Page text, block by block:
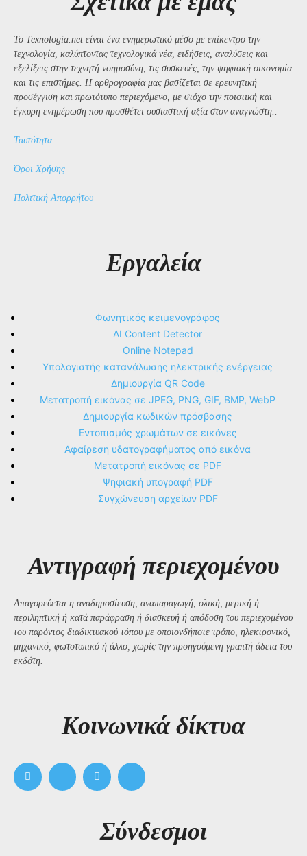
Το Texnologia.net είναι ένα ενημερωτικό μέσο με επίκεντρο την
τεχνολογία, καλύπτοντας τεχνολογικά νέα, ειδήσεις, αναλύσεις και
εξελίξεις στην τεχνητή νοημοσύνη, τις συσκευές, την ψηφιακή οικονομία
και τις επιστήμες. Η αρθρογραφία μας βασίζεται σε ερευνητική
προσέγγιση και πρωτότυπο περιεχόμενο, με στόχο την ποιοτική και
έγκυρη ενημέρωση που προσθέτει ουσιαστική αξία στον αναγνώστη..
Ταυτότητα
Όροι Χρήσης
Πολιτική Απορρήτου
Εργαλεία
Φωνητικός κειμενογράφος
AI Content Detector
Online Notepad
Υπολογιστής κατανάλωσης ηλεκτρικής ενέργειας
Δημιουργία QR Code
Μετατροπή εικόνας σε JPEG, PNG, GIF, BMP, WebP
Δημιουργία κωδικών πρόσβασης
Εντοπισμός χρωμάτων σε εικόνες
Αφαίρεση υδατογραφήματος από εικόνα
Μετατροπή εικόνας σε PDF
Ψηφιακή υπογραφή PDF
Συγχώνευση αρχείων PDF
Αντιγραφή περιεχομένου
Απαγορεύεται η αναδημοσίευση, αναπαραγωγή, ολική, μερική ή
περιληπτική ή κατά παράφραση ή διασκευή ή απόδοση του περιεχομένου
του παρόντος διαδικτυακού τόπου με οποιονδήποτε τρόπο, ηλεκτρονικό,
μηχανικό, φωτοτυπικό ή άλλο, χωρίς την προηγούμενη γραπτή άδεια του
εκδότη.
Kοινωνικά δίκτυα
Σύνδεσμοι